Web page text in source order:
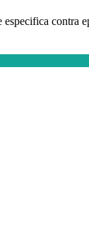
contra